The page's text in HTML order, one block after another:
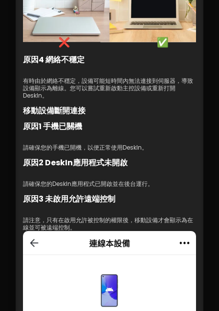
原因4 網絡不穩定
有時由於網絡不穩定，設備可能短時間內無法連接到伺服器，導致
設備顯示為離線。您可以嘗試重新啟動主控設備或重新打開
DeskIn。
移動設備斷開連接
原因1 手機已關機
請確保您的手機已開機，以便正常使用DeskIn。
原因2 DeskIn應用程式未開啟
請確保您的DeskIn應用程式已開啟並在後台運行。
原因3 未啟用允許遠端控制
請注意，只有在啟用允許被控制的權限後，移動設備才會顯示為在
線並可被遠端控制。